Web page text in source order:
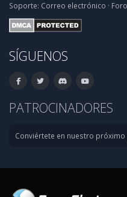
Soporte: Correo electrónico · Foro
SÍGUENOS
PATROCINADORES
Conviértete en nuestro